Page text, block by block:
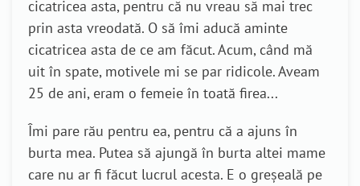
cicatricea asta, pentru că nu vreau să mai trec
prin asta vreodată. O să îmi aducă aminte
cicatricea asta de ce am făcut. Acum, când mă
uit în spate, motivele mi se par ridicole. Aveam
25 de ani, eram o femeie în toată firea...
Îmi pare rău pentru ea, pentru că a ajuns în
burta mea. Putea să ajungă în burta altei mame
care nu ar fi făcut lucrul acesta. E o greșeală pe